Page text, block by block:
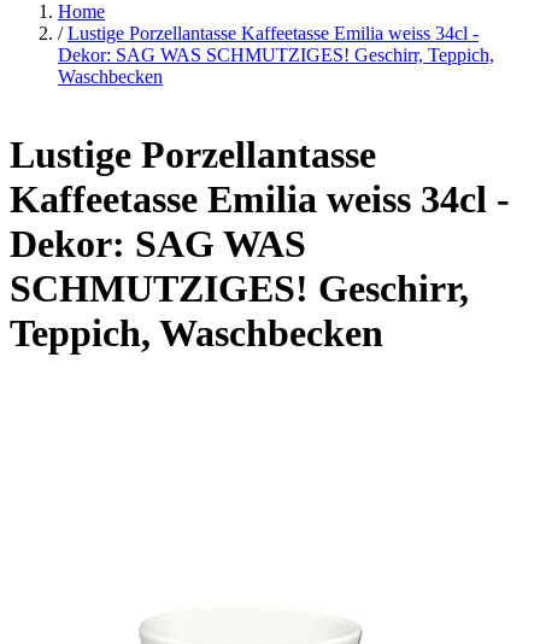
Home
/ Lustige Porzellantasse Kaffeetasse Emilia weiss 34cl -
Dekor: SAG WAS SCHMUTZIGES! Geschirr, Teppich,
Waschbecken
Lustige Porzellantasse
Kaffeetasse Emilia weiss 34cl -
Dekor: SAG WAS
SCHMUTZIGES! Geschirr,
Teppich, Waschbecken